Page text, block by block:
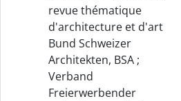
revue thématique
d'architecture et d'art
Bund Schweizer
Architekten, BSA ;
Verband
Freierwerbender